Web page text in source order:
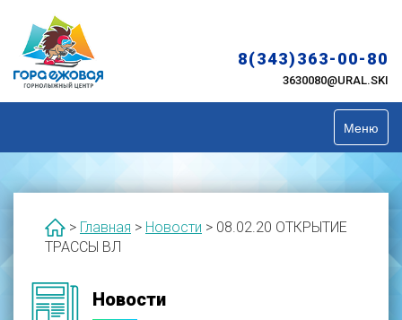
content
8(343)363-00-80
3630080@URAL.SKI
Меню
> Главная > Новости > 08.02.20 ОТКРЫТИЕ
ТРАССЫ ВЛ
Новости